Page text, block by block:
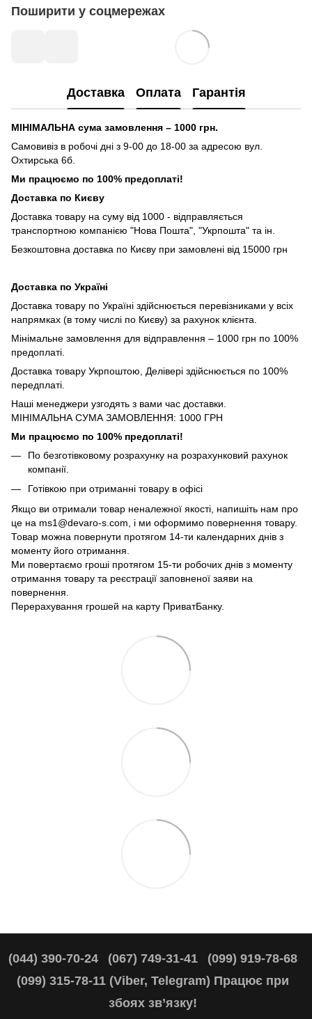
Поширити у соцмережах
Доставка Оплата Гарантія
МІНІМАЛЬНА сума замовлення – 1000 грн.
Самовивіз в робочі дні з 9-00 до 18-00 за адресою вул.
Охтирська 6б.
Ми працюємо по 100% предоплаті!
Доставка по Києву
Доставка товару на суму від 1000 - відправляється
транспортною компанією "Нова Пошта", "Укрпошта" та ін.
Безкоштовна доставка по Києву при замовлені від 15000 грн
Доставка по Україні
Доставка товару по Україні здійснюється перевізниками у всіх
напрямках (в тому числі по Києву) за рахунок клієнта.
Мінімальне замовлення для відправлення – 1000 грн по 100%
предоплаті.
Доставка товару Укрпоштою, Делівері здійснюється по 100%
передплаті.
Наші менеджери узгодять з вами час доставки.
МІНІМАЛЬНА СУМА ЗАМОВЛЕННЯ: 1000 ГРН
Ми працюємо по 100% предоплаті!
По безготівковому розрахунку на розрахунковий рахунок
компанії.
Готівкою при отриманні товару в офісі
Якщо ви отримали товар неналежної якості, напишіть нам про
це на ms1@devaro-s.com, і ми оформимо повернення товару.
Товар можна повернути протягом 14-ти календарних днів з
моменту його отримання.
Ми повертаємо гроші протягом 15-ти робочих днів з моменту
отримання товару та реєстрації заповненої заяви на
повернення.
Перерахування грошей на карту ПриватБанку.
(044) 390-70-24 (067) 749-31-41
(099) 919-78-68
(099) 315-78-11 (Viber, Telegram) Працює при
збоях зв’язку!